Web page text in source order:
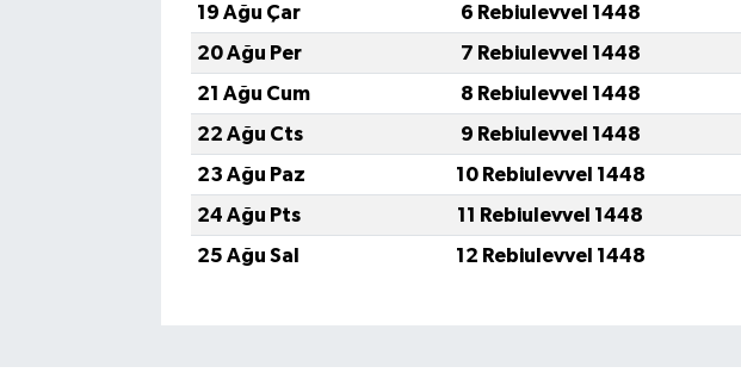
19 Ağu Çar
6 Rebiulevvel 1448
20 Ağu Per
7 Rebiulevvel 1448
21 Ağu Cum
8 Rebiulevvel 1448
22 Ağu Cts
9 Rebiulevvel 1448
23 Ağu Paz
10 Rebiulevvel 1448
24 Ağu Pts
11 Rebiulevvel 1448
25 Ağu Sal
12 Rebiulevvel 1448